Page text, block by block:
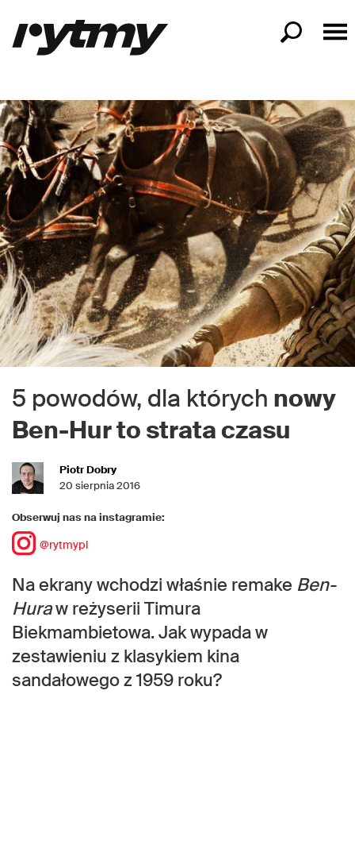
5 powodów, dla których nowy
Ben-Hur to strata czasu
Piotr Dobry
20 sierpnia 2016
Obserwuj nas na instagramie:
@rytmypl
Na ekrany wchodzi właśnie remake Ben-
Huraw reżyserii Timura
Biekmambietowa. Jak wypada w
zestawieniu z klasykiem kina
sandałowego z 1959 roku?